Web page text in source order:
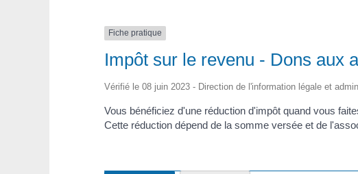
Fiche pratique
Impôt sur le revenu - Dons aux
Vérifié le 08 juin 2023 - Direction de l'information légale et
Vous bénéficiez d'une réduction d'impôt quand vous
Cette réduction dépend de la somme versée et de